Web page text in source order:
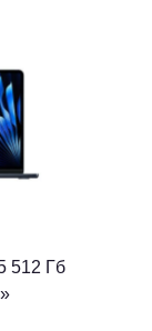
512 Гб